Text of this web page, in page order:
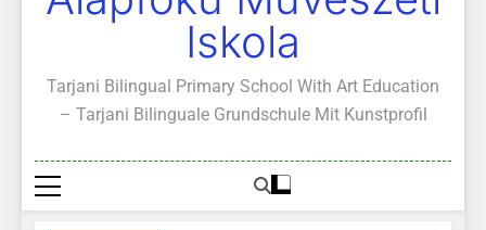
Iskola
Tarjani Bilingual Primary School With Art Education
– Tarjani Bilinguale Grundschule Mit Kunstprofil